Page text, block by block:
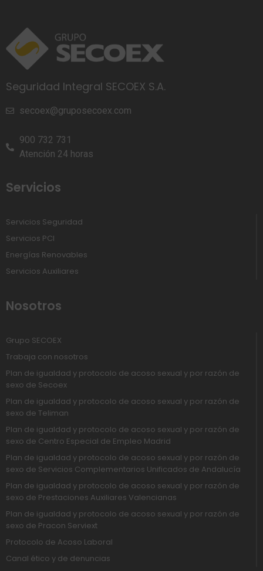
Seguridad Integral SECOEX S.A.
secoex@gruposecoex.com
900 732 731
Atención 24 horas
Servicios
Servicios Seguridad
Servicios PCI
Energías Renovables
Servicios Auxiliares
Nosotros
Grupo SECOEX
Trabaja con nosotros
Plan de igualdad y protocolo de acoso sexual y por razón de
sexo de Secoex
Plan de igualdad y protocolo de acoso sexual y por razón de
sexo de Teliman
Plan de igualdad y protocolo de acoso sexual y por razón de
sexo de Centro Especial de Empleo Madrid
Plan de igualdad y protocolo de acoso sexual y por razón de
sexo de Servicios Complementarios Unificados de Andalucía
Plan de igualdad y protocolo de acoso sexual y por razón de
sexo de Prestaciones Auxiliares Valencianas
Plan de igualdad y protocolo de acoso sexual y por razón de
sexo de Pracon Serviext
Protocolo de Acoso Laboral
Canal ético y de denuncias